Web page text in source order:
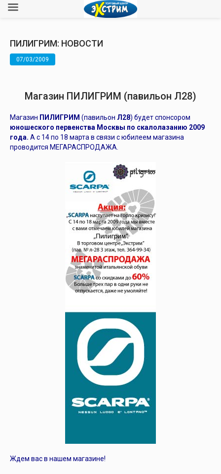
ПИЛИГРИМ: НОВОСТИ
07/03/2009
Магазин ПИЛИГРИМ (павильон Л28)
Магазин ПИЛИГРИМ (павильон Л28) будет спонсором
юношеского первенства Москвы по скалолазанию 2009
года. А с 14 по 18 марта в связи с юбилеем магазина
проводится МЕГАРАСПРОДАЖА.
Ждем вас в нашем магазине!